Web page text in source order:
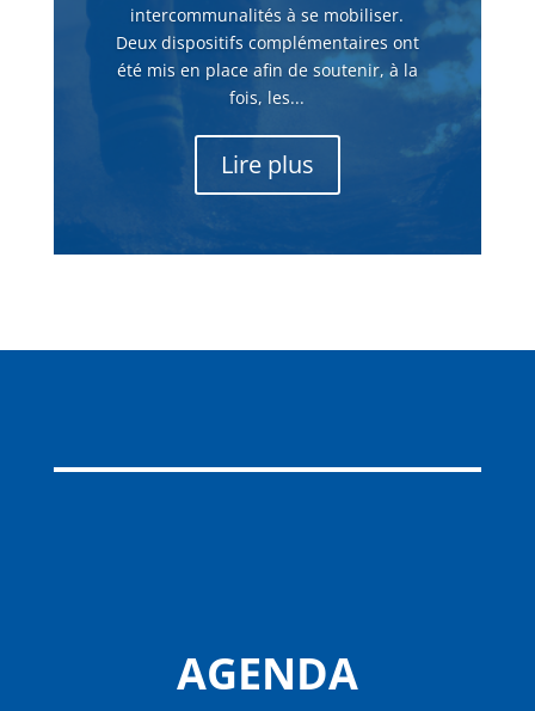
intercommunalités à se mobiliser.
Deux dispositifs complémentaires ont
été mis en place afin de soutenir, à la
fois, les...
Lire plus
AGENDA